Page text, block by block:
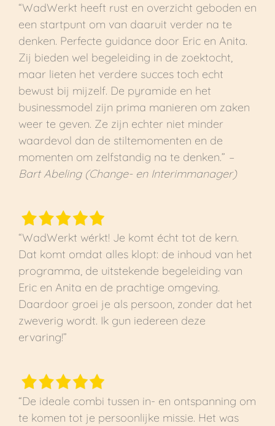
“WadWerkt heeft rust en overzicht geboden en
een startpunt om van daaruit verder na te
denken. Perfecte guidance door Eric en Anita.
Zij bieden wel begeleiding in de zoektocht,
maar lieten het verdere succes toch echt
bewust bij mijzelf. De pyramide en het
businessmodel zijn prima manieren om zaken
weer te geven. Ze zijn echter niet minder
waardevol dan de stiltemomenten en de
momenten om zelfstandig na te denken.” –
Bart Abeling (Change- en Interimmanager)
“WadWerkt wérkt! Je komt écht tot de kern.
Dat komt omdat alles klopt: de inhoud van het
programma, de uitstekende begeleiding van
Eric en Anita en de prachtige omgeving.
Daardoor groei je als persoon, zonder dat het
zweverig wordt. Ik gun iedereen deze
ervaring!”
“De ideale combi tussen in- en ontspanning om
te komen tot je persoonlijke missie. Het was